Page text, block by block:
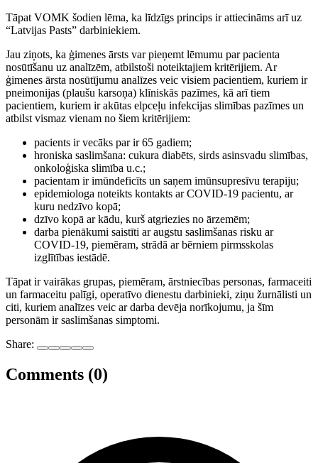
Tāpat VOMK šodien lēma, ka līdzīgs princips ir attiecināms arī uz
“Latvijas Pasts” darbiniekiem.
Jau ziņots, ka ģimenes ārsts var pieņemt lēmumu par pacienta
nosūtīšanu uz analīzēm, atbilstoši noteiktajiem kritērijiem. Ar
ģimenes ārsta nosūtījumu analīzes veic visiem pacientiem, kuriem ir
pneimonijas (plaušu karsoņa) klīniskās pazīmes, kā arī tiem
pacientiem, kuriem ir akūtas elpceļu infekcijas slimības pazīmes un
atbilst vismaz vienam no šiem kritērijiem:
pacients ir vecāks par ir 65 gadiem;
hroniska saslimšana: cukura diabēts, sirds asinsvadu slimības,
onkoloģiska slimība u.c.;
pacientam ir imūndeficīts un saņem imūnsupresīvu terapiju;
epidemiologa noteikts kontakts ar COVID-19 pacientu, ar
kuru nedzīvo kopā;
dzīvo kopā ar kādu, kurš atgriezies no ārzemēm;
darba pienākumi saistīti ar augstu saslimšanas risku ar
COVID-19, piemēram, strādā ar bērniem pirmsskolas
izglītības iestādē.
Tāpat ir vairākas grupas, piemēram, ārstniecības personas, farmaceiti
un farmaceitu palīgi, operatīvo dienestu darbinieki, ziņu žurnālisti un
citi, kuriem analīzes veic ar darba devēja norīkojumu, ja šīm
personām ir saslimšanas simptomi.
Share:
Comments (0)